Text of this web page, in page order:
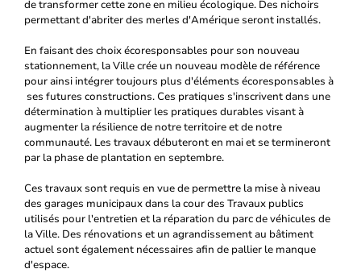
de transformer cette zone en milieu écologique. Des nichoirs
permettant d'abriter des merles d'Amérique seront installés.
En faisant des choix écoresponsables pour son nouveau
stationnement, la Ville crée un nouveau modèle de référence
pour ainsi intégrer toujours plus d'éléments écoresponsables à
ses futures constructions. Ces pratiques s'inscrivent dans une
détermination à multiplier les pratiques durables visant à
augmenter la résilience de notre territoire et de notre
communauté. Les travaux débuteront en mai et se termineront
par la phase de plantation en septembre.
Ces travaux sont requis en vue de permettre la mise à niveau
des garages municipaux dans la cour des Travaux publics
utilisés pour l'entretien et la réparation du parc de véhicules de
la Ville. Des rénovations et un agrandissement au bâtiment
actuel sont également nécessaires afin de pallier le manque
d'espace.